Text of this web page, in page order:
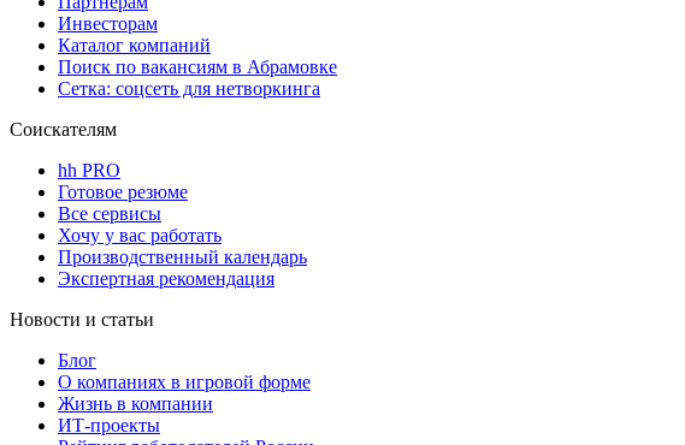
Инвесторам
Каталог компаний
Поиск по вакансиям в Абрамовке
Сетка: соцсеть для нетворкинга
Соискателям
hh PRO
Готовое резюме
Все сервисы
Хочу у вас работать
Производственный календарь
Экспертная рекомендация
Новости и статьи
Блог
О компаниях в игровой форме
Жизнь в компании
ИТ-проекты